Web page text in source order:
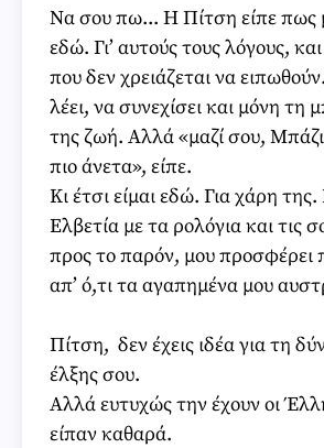
Να σου πω... Η Πίτση είπε πως
εδώ. Γι’ αυτούς τους λόγους,
που δεν χρειάζεται να
λέει, να συνεχίσει και μόνη τη
της ζωή. Αλλά «μαζί σου,
πιο άνετα», είπε.
Κι έτσι είμαι εδώ. Για χάρη της.
Ελβετία με τα ρολόγια και τις
προς το παρόν, μου προσφέρει
απ’ ό,τι τα αγαπημένα μου
Πίτση, δεν έχεις ιδέα για τη
έλξης σου.
Αλλά ευτυχώς την έχουν οι
είπαν καθαρά.